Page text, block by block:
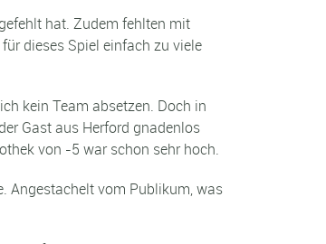
hat. Zudem fehlten mit
dieses Spiel einfach zu viele
kein Team absetzen. Doch in
Gast aus Herford gnadenlos
von -5 war schon sehr hoch.
Angestachelt vom Publikum, was